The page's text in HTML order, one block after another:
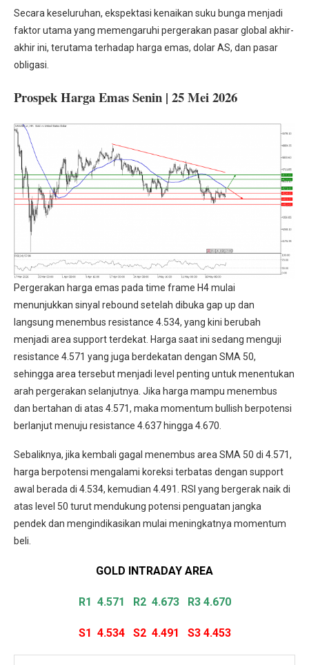
Secara keseluruhan, ekspektasi kenaikan suku bunga menjadi
faktor utama yang memengaruhi pergerakan pasar global akhir-
akhir ini, terutama terhadap harga emas, dolar AS, dan pasar
obligasi.
Prospek Harga Emas Senin | 25 Mei 2026
Pergerakan harga emas pada time frame H4 mulai
menunjukkan sinyal rebound setelah dibuka gap up dan
langsung menembus resistance 4.534, yang kini berubah
menjadi area support terdekat. Harga saat ini sedang menguji
resistance 4.571 yang juga berdekatan dengan SMA 50,
sehingga area tersebut menjadi level penting untuk menentukan
arah pergerakan selanjutnya. Jika harga mampu menembus
dan bertahan di atas 4.571, maka momentum bullish berpotensi
berlanjut menuju resistance 4.637 hingga 4.670.
Sebaliknya, jika kembali gagal menembus area SMA 50 di 4.571,
harga berpotensi mengalami koreksi terbatas dengan support
awal berada di 4.534, kemudian 4.491. RSI yang bergerak naik di
atas level 50 turut mendukung potensi penguatan jangka
pendek dan mengindikasikan mulai meningkatnya momentum
beli.
GOLD INTRADAY AREA
R1 4.571 R2 4.673 R3 4.670
S1 4.534S2 4.491 S3 4.453